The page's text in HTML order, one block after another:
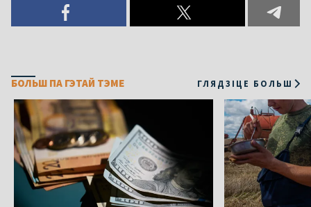
БОЛЬШ ПА ГЭТАЙ ТЭМЕ ГЛЯДЗІЦЕ БОЛЬШ